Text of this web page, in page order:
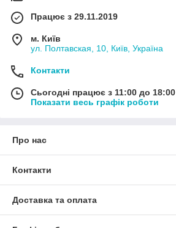
Працює з 29.11.2019
м. Київ
ул. Полтавская, 10, Київ, Україна
Контакти
Сьогодні працює з 11:00 до 18:00
Показати весь графік роботи
Про нас
Контакти
Доставка та оплата